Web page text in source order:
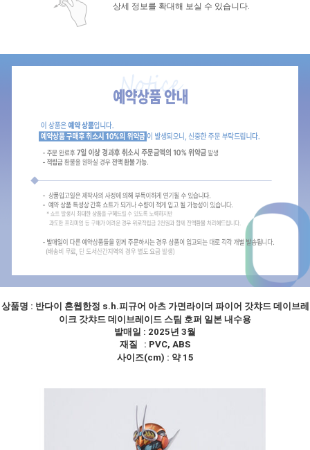
상세 정보를 확대해 보실 수 있습니다.
상품명 : 반다이 혼웹한정 s.h.피규어 아츠 가면라이더 파이어 갓챠드 데이브레
이크 갓챠드 데이브레이드 스팀 호퍼 일본 내수용
발매일 : 2025년 3월
재질 : PVC, ABS
사이즈(cm) : 약 15